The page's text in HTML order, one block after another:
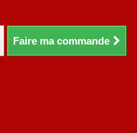
Faire ma commande